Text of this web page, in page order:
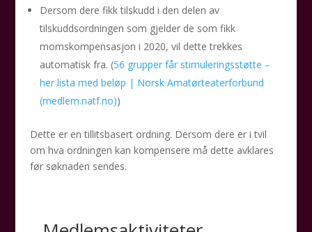
Dersom dere fikk tilskudd i den delen av
tilskuddsordningen som gjelder de som fikk
momskompensasjon i 2020, vil dette trekkes
automatisk fra. (56 grupper får stimuleringsstøtte –
her lista med beløp | Norsk Amatørteaterforbund
(medlem.natf.no))
Dette er en tillitsbasert ordning. Dersom dere er i tvil
om hva ordningen kan kompensere må dette avklares
før søknaden sendes.